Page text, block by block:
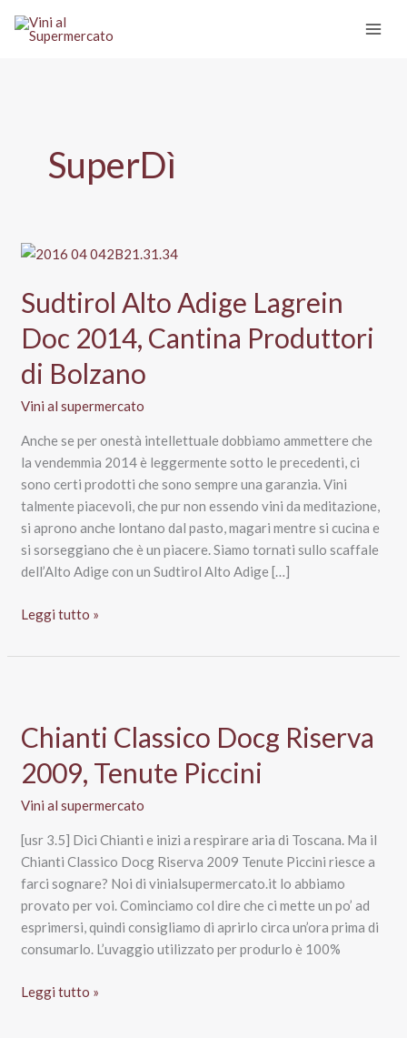
SuperDì
Sudtirol Alto Adige Lagrein
Doc 2014, Cantina Produttori
di Bolzano
Vini al supermercato
Anche se per onestà intellettuale dobbiamo ammettere che
la vendemmia 2014 è leggermente sotto le precedenti, ci
sono certi prodotti che sono sempre una garanzia. Vini
talmente piacevoli, che pur non essendo vini da meditazione,
si aprono anche lontano dal pasto, magari mentre si cucina e
si sorseggiano che è un piacere. Siamo tornati sullo scaffale
dell’Alto Adige con un Sudtirol Alto Adige […]
Sudtirol
Adige
Cantina
Produttori
di
Bolzano
Leggi tutto »
Chianti Classico Docg Riserva
2009, Tenute Piccini
Vini al supermercato
[usr 3.5] Dici Chianti e inizi a respirare aria di Toscana. Ma il
Chianti Classico Docg Riserva 2009 Tenute Piccini riesce a
farci sognare? Noi di vinialsupermercato.it lo abbiamo
provato per voi. Cominciamo col dire che ci mette un po’ ad
esprimersi, quindi consigliamo di aprirlo circa un’ora prima di
consumarlo. L’uvaggio utilizzato per produrlo è 100%
Chianti
Leggi tutto »